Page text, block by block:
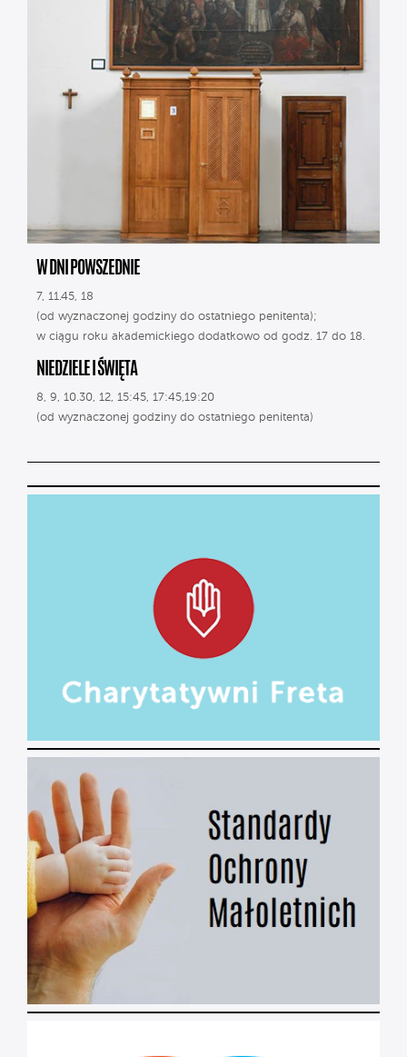
W DNI POWSZEDNIE
7, 11.45, 18
(od wyznaczonej godziny do ostatniego penitenta);
w ciągu roku akademickiego dodatkowo od godz. 17 do 18.
NIEDZIELE I ŚWIĘTA
8, 9, 10.30, 12, 15:45, 17:45,19:20
(od wyznaczonej godziny do ostatniego penitenta)